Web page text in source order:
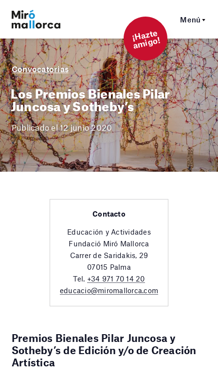
Menú
¡
Hazt
e
a
mi
g
o!
Convocatorias
Los Premios Bienales Pilar
Juncosa y Sotheby’s
Publicado el 12 junio 2020
Contacto
Educación y Actividades
Fundació Miró Mallorca
Carrer de Saridakis, 29
07015 Palma
Tel. +34 971 70 14 20
educacio@miromallorca.com
Premios Bienales Pilar Juncosa y
Sotheby’s de Edición y/o de Creación
Artística